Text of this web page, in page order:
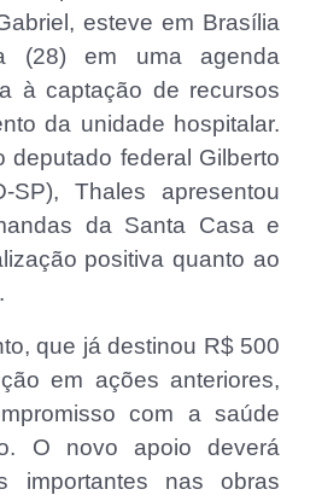
esteve em Brasília
(28) em uma agenda
à captação de recursos
da unidade hospitalar.
deputado federal Gilberto
SP), Thales apresentou
da Santa Casa e
positiva quanto ao
que já destinou R$ 500
em ações anteriores,
com a saúde
O novo apoio deverá
importantes nas obras